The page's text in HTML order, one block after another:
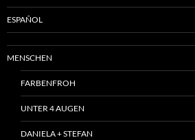
ESPAÑOL
MENSCHEN
FARBENFROH
UNTER 4 AUGEN
DANIELA + STEFAN